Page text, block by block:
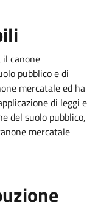
canone
pubblico e di
mercatale ed ha
di leggi e
del suolo pubblico,
mercatale